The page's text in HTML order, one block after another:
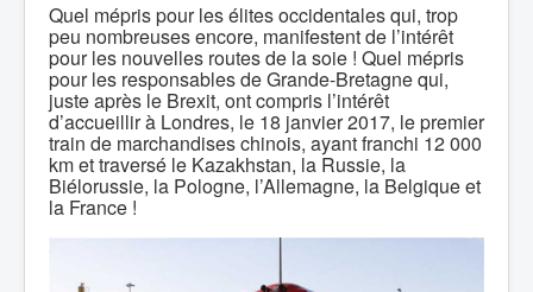
Quel mépris pour les élites occidentales qui, trop
peu nombreuses encore, manifestent de l’intérêt
pour les nouvelles routes de la soie ! Quel mépris
pour les responsables de Grande-Bretagne qui,
juste après le Brexit, ont compris l’intérêt
d’accueillir à Londres, le 18 janvier 2017, le premier
train de marchandises chinois, ayant franchi 12 000
km et traversé le Kazakhstan, la Russie, la
Biélorussie, la Pologne, l’Allemagne, la Belgique et
la France !